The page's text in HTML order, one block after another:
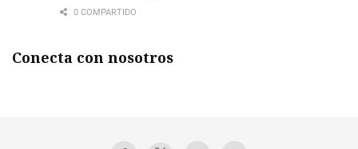
0 COMPARTIDO
Conecta con nosotros